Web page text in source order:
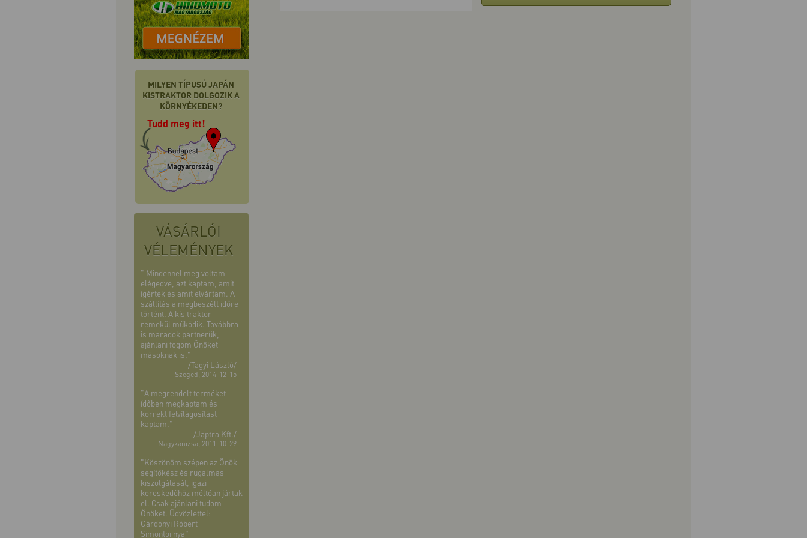
MILYEN TÍPUSÚ JAPÁN
KISTRAKTOR DOLGOZIK A
KÖRNYÉKEDEN?
Tudd meg itt!
VÁSÁRLÓI
VÉLEMÉNYEK
" Mindennel meg voltam
elégedve, azt kaptam, amit
ígértek és amit elvártam. A
szállítás a megbeszélt időre
történt. A kis traktor
remekül működik. Továbbra
is maradok partnerük,
ajánlani fogom Önöket
másoknak is."
/Tagyi László/
Szeged, 2014-12-15
"A megrendelt terméket
ídőben megkaptam és
korrekt felvílágosítást
kaptam."
/Japtra Kft./
Nagykanizsa, 2011-10-29
"Köszönöm szépen az Önök
segítőkész és rugalmas
kiszolgálását, igazi
kereskedőhöz méltóan jártak
el. Csak ajánlani tudom
Önöket. Üdvözlettel:
Gárdonyi Róbert
Simontornya"